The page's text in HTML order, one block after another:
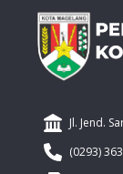
Jl. Jend.
(0293)